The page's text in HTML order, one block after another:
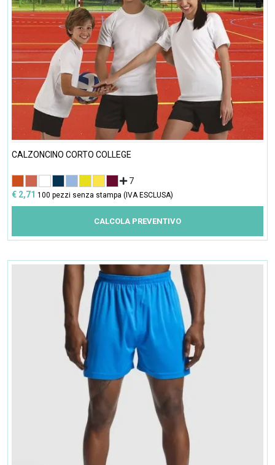
CALZONCINO CORTO COLLEGE
7
€ 2,71 100 pezzi senza stampa (IVA ESCLUSA)
CALCOLA PREVENTIVO